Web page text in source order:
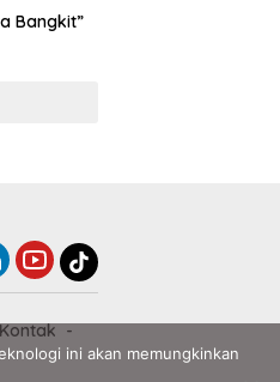
Bangkit”
Kontak
ini akan memungkinkan